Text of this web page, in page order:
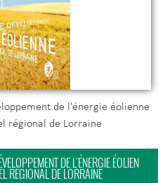
de l'énergie éolienne
régional de Lorraine
DE L'ÉNERGIE ÉOLIEN
RÉGIONAL DE LORRAINE